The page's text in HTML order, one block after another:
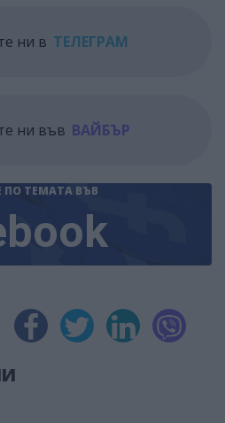
ни в ТЕЛЕГРАМ
ни във ВАЙБЪР
ПО ТЕМАТА ВЪВ